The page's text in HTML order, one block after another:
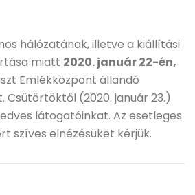
hálózatának, illetve a kiállítási
miatt 2020. január 22-én,
Emlékközpont állandó
Csütörtöktől (2020. január 23.)
látogatóinkat. Az esetleges
szíves elnézésüket kérjük.